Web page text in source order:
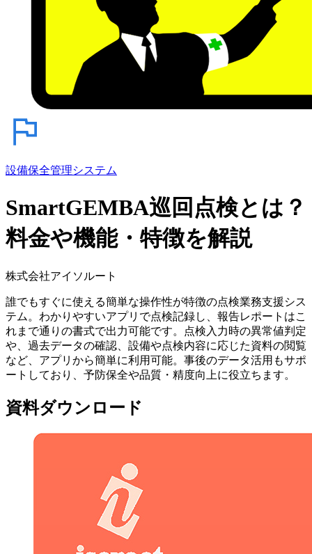
設備保全管理システム
SmartGEMBA巡回点検とは？
料金や機能・特徴を解説
株式会社アイソルート
誰でもすぐに使える簡単な操作性が特徴の点検業務支援シス
テム。わかりやすいアプリで点検記録し、報告レポートはこ
れまで通りの書式で出力可能です。点検入力時の異常値判定
や、過去データの確認、設備や点検内容に応じた資料の閲覧
など、アプリから簡単に利用可能。事後のデータ活用もサポ
ートしており、予防保全や品質・精度向上に役立ちます。
資料ダウンロード